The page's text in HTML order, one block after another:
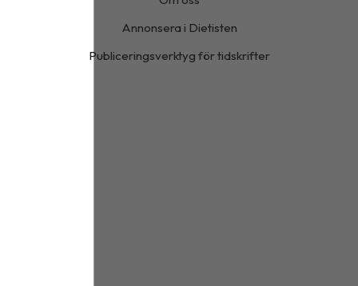
Annonsera i Dietisten
Publiceringsverktyg för tidskrifter